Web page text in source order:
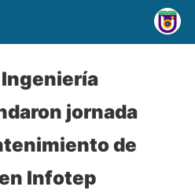
jornada
de
Infotep